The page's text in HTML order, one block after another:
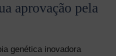
aprovação pela
genética inovadora